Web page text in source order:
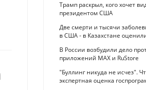
Трамп раскрыл, кого хочет
президентом США
Две смерти и тысячи
в США - в Казахстане
В России возбудили дело
приложений MAX и RuStore
"Буллинг никуда не исчез".
экспертная оценка